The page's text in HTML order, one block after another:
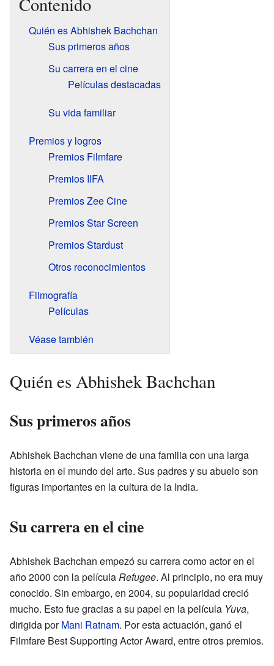
Contenido
Quién es Abhishek Bachchan
Sus primeros años
Su carrera en el cine
Películas destacadas
Su vida familiar
Premios y logros
Premios Filmfare
Premios IIFA
Premios Zee Cine
Premios Star Screen
Premios Stardust
Otros reconocimientos
Filmografía
Películas
Véase también
Quién es Abhishek Bachchan
Sus primeros años
Abhishek Bachchan viene de una familia con una larga
historia en el mundo del arte. Sus padres y su abuelo son
figuras importantes en la cultura de la India.
Su carrera en el cine
Abhishek Bachchan empezó su carrera como actor en el
año 2000 con la películaRefugee. Al principio, no era muy
conocido. Sin embargo, en 2004, su popularidad creció
mucho. Esto fue gracias a su papel en la película Yuva,
dirigida porMani Ratnam. Por esta actuación, ganó el
Filmfare Best Supporting Actor Award, entre otros premios.